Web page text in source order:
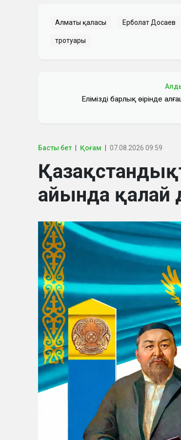
Алматы қаласы Ерболат Досаев
тротуары
Еліміздің барлық өңірінде
Басты бет Қоғам 07.08.2026 09:59
айында қалай